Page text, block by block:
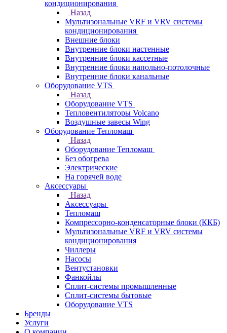
кондиционирования
Назад
Мультизональные VRF и VRV системы
кондиционирования
Внешние блоки
Внутренние блоки настенные
Внутренние блоки кассетные
Внутренние блоки напольно-потолочные
Внутренние блоки канальные
Оборудование VTS
Назад
Оборудование VTS
Тепловентиляторы Volcano
Воздушные завесы Wing
Оборудование Тепломаш
Назад
Оборудование Тепломаш
Без обогрева
Электрические
На горячей воде
Аксессуары
Назад
Аксессуары
Тепломаш
Компрессорно-конденсаторные блоки (ККБ)
Мультизональные VRF и VRV системы
кондиционирования
Чиллеры
Насосы
Вентустановки
Фанкойлы
Сплит-системы промышленные
Сплит-системы бытовые
Оборудование VTS
Бренды
Услуги